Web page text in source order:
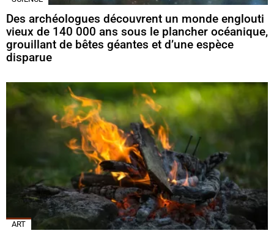
Des archéologues découvrent un monde englouti
vieux de 140 000 ans sous le plancher océanique,
grouillant de bêtes géantes et d’une espèce
disparue
ART